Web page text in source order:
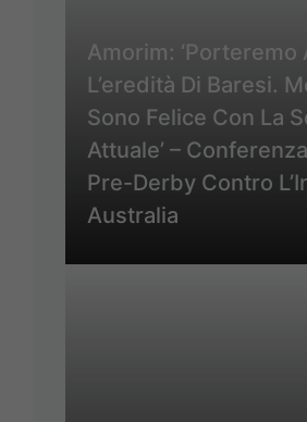
Amorim: ‘Porteremo
L’eredità Di Baresi.
Sono Felice Con La
Attuale’ –
Pre-Derby Contro
Australia